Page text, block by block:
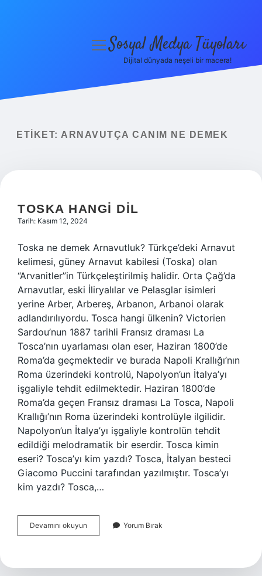
Yasal Uyarı
menüyüSosyal Medya Tüyoları
Dijital dünyada neşeli bir macera!
ETIKET: ARNAVUTÇA CANIM NE DEMEK
TOSKA HANGI DIL
Tarih: Kasım 12, 2024
Toska ne demek Arnavutluk? Türkçe’deki Arnavut
kelimesi, güney Arnavut kabilesi (Toska) olan
“Arvanitler”in Türkçeleştirilmiş halidir. Orta Çağ’da
Arnavutlar, eski İliryalılar ve Pelasglar isimleri
yerine Arber, Arbereş, Arbanon, Arbanoi olarak
adlandırılıyordu. Tosca hangi ülkenin? Victorien
Sardou’nun 1887 tarihli Fransız draması La
Tosca’nın uyarlaması olan eser, Haziran 1800’de
Roma’da geçmektedir ve burada Napoli Krallığı’nın
Roma üzerindeki kontrolü, Napolyon’un İtalya’yı
işgaliyle tehdit edilmektedir. Haziran 1800’de
Roma’da geçen Fransız draması La Tosca, Napoli
Krallığı’nın Roma üzerindeki kontrolüyle ilgilidir.
Napolyon’un İtalya’yı işgaliyle kontrolün tehdit
edildiği melodramatik bir eserdir. Tosca kimin
eseri? Tosca’yı kim yazdı? Tosca, İtalyan besteci
Giacomo Puccini tarafından yazılmıştır. Tosca’yı
kim yazdı? Tosca,…
Devamını okuyun
Hangi
Yorum Bırak